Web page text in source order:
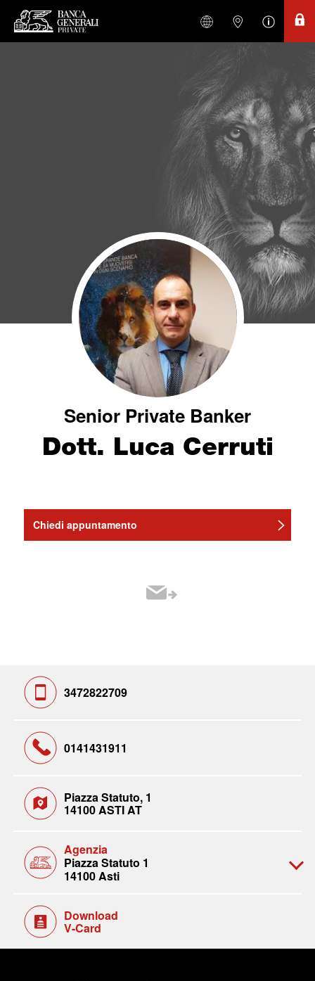
Senior Private Banker
Dott. Luca Cerruti
Chiedi appuntamento
3472822709
0141431911
Piazza Statuto, 1
14100 ASTI AT
Agenzia
Piazza Statuto 1
14100 Asti
Download
V-Card